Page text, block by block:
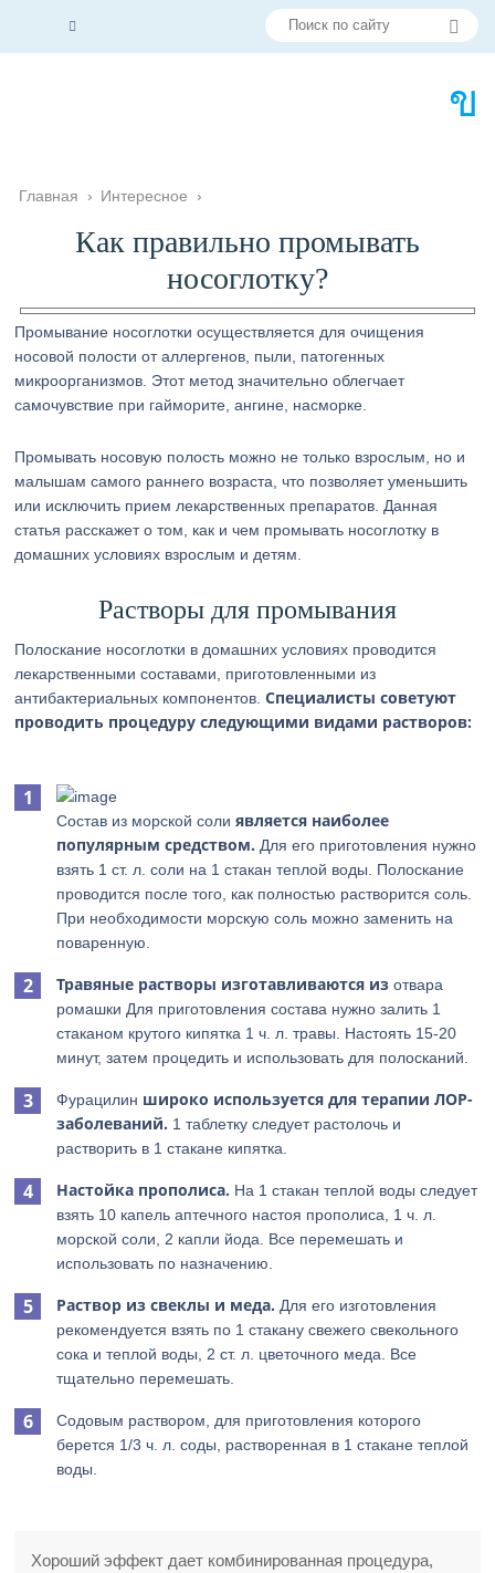
Главная › Интересное ›
Как правильно промывать
носоглотку?
Промывание носоглотки осуществляется для очищения
носовой полости от аллергенов, пыли, патогенных
микроорганизмов. Этот метод значительно облегчает
самочувствие при гайморите, ангине, насморке.
Промывать носовую полость можно не только взрослым, но и
малышам самого раннего возраста, что позволяет уменьшить
или исключить прием лекарственных препаратов. Данная
статья расскажет о том, как и чем промывать носоглотку в
домашних условиях взрослым и детям.
Растворы для промывания
Полоскание носоглотки в домашних условиях проводится
лекарственными составами, приготовленными из
антибактериальных компонентов.Специалисты советуют
проводить процедуру следующими видами растворов:
Состав из морской солиявляется наиболее
популярным средством. Для его приготовления нужно
взять 1 ст. л. соли на 1 стакан теплой воды. Полоскание
проводится после того, как полностью растворится соль.
При необходимости морскую соль можно заменить на
поваренную.
Травяные растворы изготавливаются из отвара
ромашки Для приготовления состава нужно залить 1
стаканом крутого кипятка 1 ч. л. травы. Настоять 15-20
минут, затем процедить и использовать для полосканий.
Фурацилин широко используется для терапии ЛОР-
заболеваний. 1 таблетку следует растолочь и
растворить в 1 стакане кипятка.
Настойка прополиса. На 1 стакан теплой воды следует
взять 10 капель аптечного настоя прополиса, 1 ч. л.
морской соли, 2 капли йода. Все перемешать и
использовать по назначению.
Раствор из свеклы и меда. Для его изготовления
рекомендуется взять по 1 стакану свежего свекольного
сока и теплой воды, 2 ст. л. цветочного меда. Все
тщательно перемешать.
Содовым раствором, для приготовления которого
берется 1/3 ч. л. соды, растворенная в 1 стакане теплой
воды.
Хороший эффект дает комбинированная процедура,